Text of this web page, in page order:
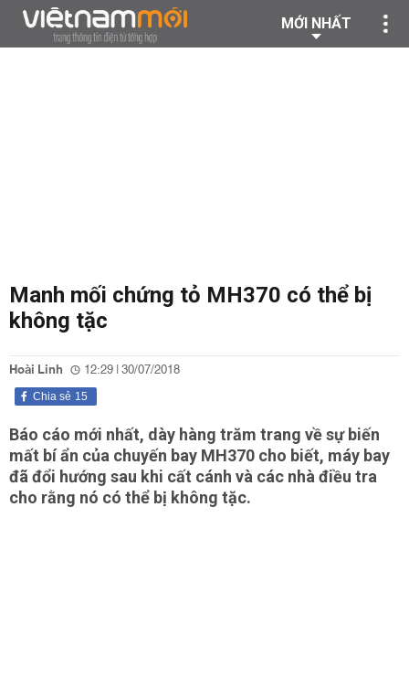
MỚI NHẤT
Manh mối chứng tỏ MH370 có thể bị
không tặc
Hoài Linh 12:29 | 30/07/2018
15
Chia sẻ
Báo cáo mới nhất, dày hàng trăm trang về sự biến
mất bí ẩn của chuyến bay MH370 cho biết, máy bay
đã đổi hướng sau khi cất cánh và các nhà điều tra
cho rằng nó có thể bị không tặc.